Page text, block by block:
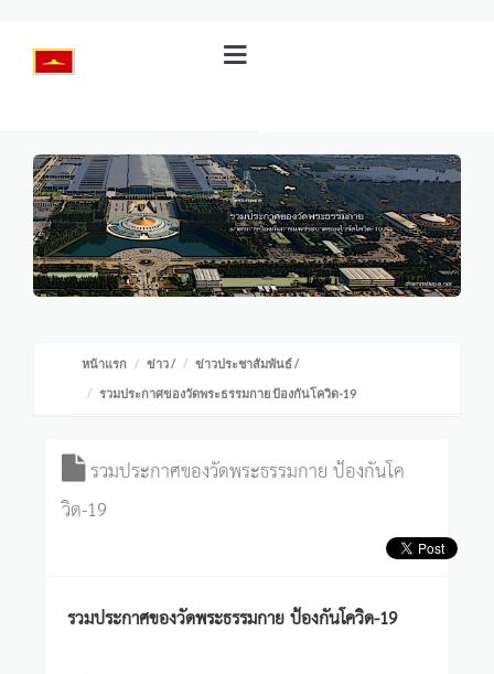
หน้าแรก ข่าว/ ข่าวประชาสัมพันธ์/
รวมประกาศของวัดพระธรรมกาย ป้องกันโควิด-19
รวมประกาศของวัดพระธรรมกาย ป้องกันโค
วิด-19
รวมประกาศของวัดพระธรรมกาย ป้องกันโควิด-19